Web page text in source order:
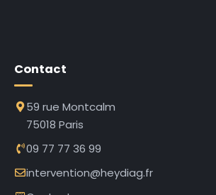
Contact
59 rue Montcalm
75018 Paris
09 77 77 36 99
intervention@heydiag.fr